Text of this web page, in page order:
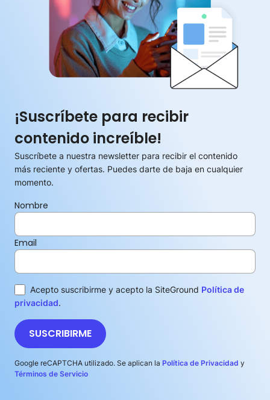
¡Suscríbete para recibir
contenido increíble!
Suscríbete a nuestra newsletter para recibir el contenido
más reciente y ofertas. Puedes darte de baja en cualquier
momento.
Nombre
Email
Acepto suscribirme y acepto la SiteGround Política de
privacidad.
SUSCRIBIRME
Google reCAPTCHA utilizado. Se aplican la Política de Privacidad y
Términos de Servicio